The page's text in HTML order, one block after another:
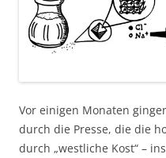
Vor einigen Monaten
durch die Presse, die die
durch „westliche Kost“ –